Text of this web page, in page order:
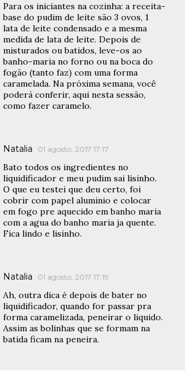
Para os iniciantes na cozinha: a receita-
base do pudim de leite são 3 ovos, 1
lata de leite condensado e a mesma
medida de lata de leite. Depois de
misturados ou batidos, leve-os ao
banho-maria no forno ou na boca do
fogão (tanto faz) com uma forma
caramelada. Na próxima semana, você
poderá conferir, aqui nesta sessão,
como fazer caramelo.
Natalia 01 agosto, 2017 17:17
Bato todos os ingredientes no
liquidificador e meu pudim sai lisinho.
O que eu testei que deu certo, foi
cobrir com papel aluminio e colocar
em fogo pre aquecido em banho maria
com a agua do banho maria ja quente.
Fica lindo e lisinho.
Natalia 01 agosto, 2017 17:19
Ah, outra dica é depois de bater no
liquidificador, quando for passar pra
forma caramelizada, peneirar o liquido.
Assim as bolinhas que se formam na
batida ficam na peneira.